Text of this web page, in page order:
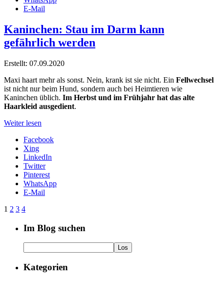
E-Mail
Kaninchen: Stau im Darm kann
gefährlich werden
Erstellt: 07.09.2020
Maxi haart mehr als sonst. Nein, krank ist sie nicht. Ein Fellwechsel
ist nicht nur beim Hund, sondern auch bei Heimtieren wie
Kaninchen üblich. Im Herbst und im Frühjahr hat das alte
Haarkleid ausgedient.
Weiter lesen
Facebook
Xing
LinkedIn
Twitter
Pinterest
WhatsApp
E-Mail
1 2 3 4
Im Blog suchen
Kategorien